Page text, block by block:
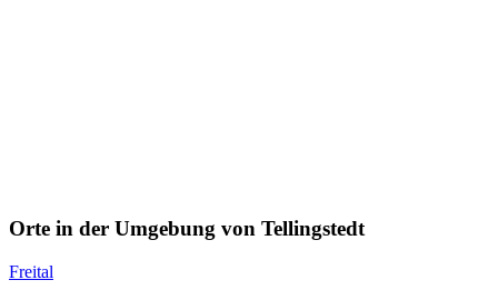
Orte in der Umgebung von Tellingstedt
Freital